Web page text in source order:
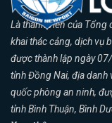
Là thành viên của Tổng
khai thác cảng, dịch vụ
được thành lập ngày
tỉnh Đồng Nai, địa danh
quốc phòng an ninh,
tỉnh Bình Thuận, Bình